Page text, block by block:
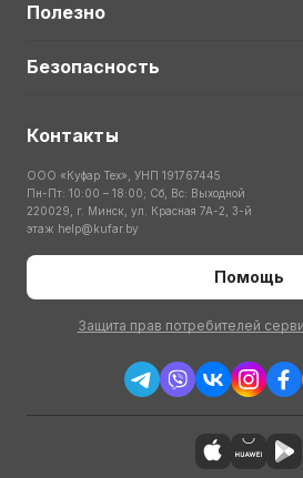
Полезно
Безопасность
Контакты
ООО «Куфар Тех», УНП 191767445
Пн-Пт: 10:00 – 18:00; Сб, Вс: Выходной
220029, г. Минск, ул. Красная 7А-2, 3-й
этаж help@kufar.by
Помощь
Защита прав потребителей